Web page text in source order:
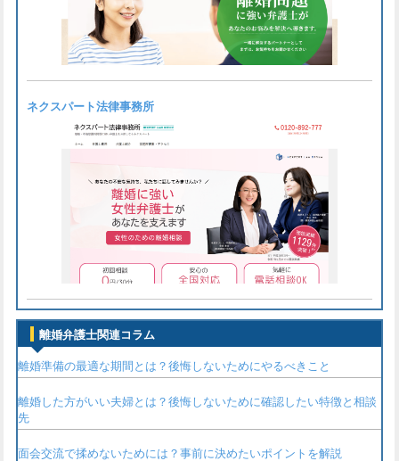
ネクスパート法律事務所
離婚弁護士関連コラム
離婚準備の最適な期間とは？後悔しないためにやるべきこと
離婚した方がいい夫婦とは？後悔しないために確認したい特徴と相談
先
面会交流で揉めないためには？事前に決めたいポイントを解説